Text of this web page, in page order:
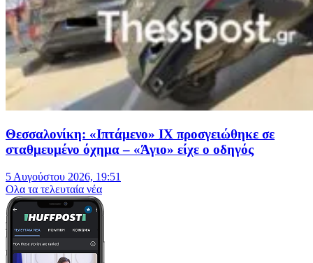
Θεσσαλονίκη: «Ιπτάμενο» ΙΧ προσγειώθηκε σε
σταθμευμένο όχημα – «Άγιο» είχε ο οδηγός
5 Αυγούστου 2026, 19:51
Oλα τα τελευταία νέα